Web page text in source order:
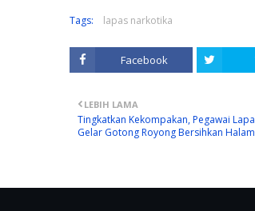
Tags: lapas narkotika
Facebook
LEBIH LAMA
Tingkatkan Kekompakan, Pegawai
Gelar Gotong Royong Bersihkan